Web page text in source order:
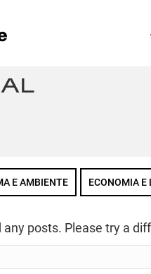
E AMBIENTE ECONOMIA E
any posts. Please try a